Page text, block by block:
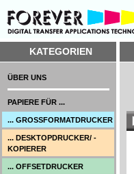
KATEGORIEN
ÜBER UNS
PAPIERE FÜR ...
... GROSSFORMATDRUCKER
... DESKTOPDRUCKER/ -
KOPIERER
... OFFSETDRUCKER